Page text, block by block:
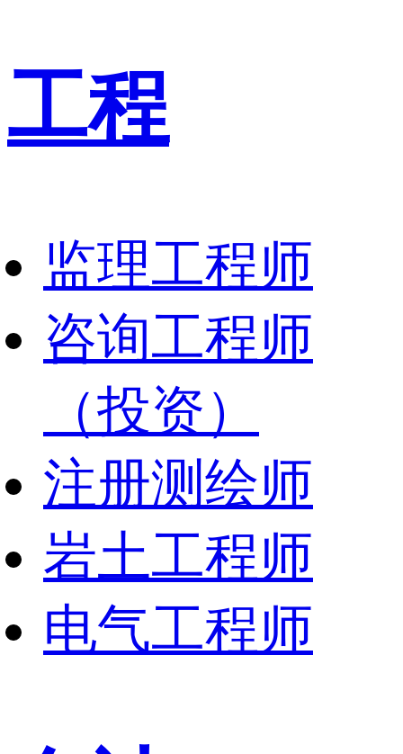
工程
监理工程师
咨询工程师
（投资）
注册测绘师
岩土工程师
电气工程师